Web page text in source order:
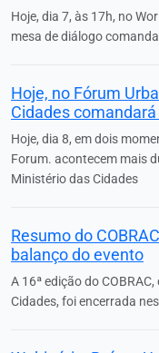
Hoje, dia 7, às 17h, no
mesa de diálogo
Hoje, no Fórum
Cidades
Hoje, dia 8, em dois
Forum. acontecem mais
Ministério das Cidades
Resumo do
balanço do evento
A 16ª edição do
Cidades, foi encerrada